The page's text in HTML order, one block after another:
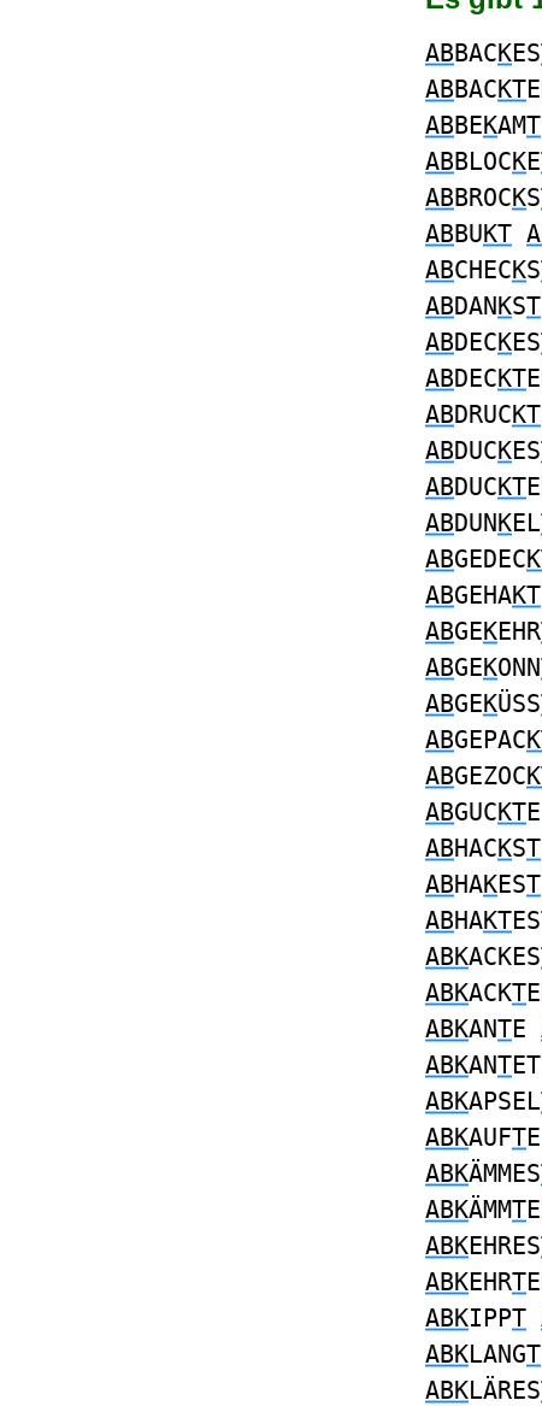
ABBACKES
ABBACKT
ABBEKAMT
ABBLOCKE
ABBROCKS
ABBUKT
ABCHECKS
ABDANKST
ABDECKES
ABDECKT
ABDRUCKT
ABDUCKES
ABDUCKT
ABDUNKEL
ABGEDEC
ABGEHAKT
ABGEKEHR
ABGEKONN
ABGEKÜSS
ABGEPAC
ABGEZOC
ABGUCKTE
ABHACKST
ABHAKEST
ABHAKT
ABKACKES
ABKACKT
ABKANTE
ABKANTET
ABKAPSEL
ABKAUFTE
ABKÄMMES
ABKÄMMT
ABKEHRES
ABKEHRT
ABKIPPT
ABKLANGT
ABKLÄRES